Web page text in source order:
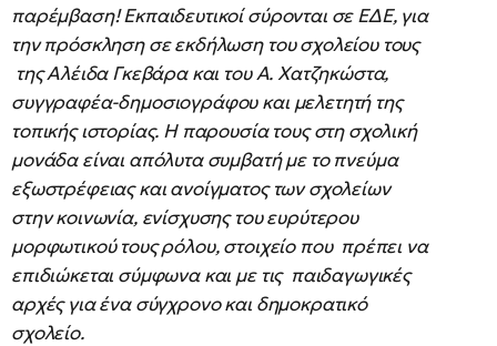
παρέμβαση! Εκπαιδευτικοί σύρονται σε ΕΔΕ, για
την πρόσκληση σε εκδήλωση του σχολείου τους
της Αλέιδα Γκεβάρα και του Α. Χατζηκώστα,
συγγραφέα-δημοσιογράφου και μελετητή της
τοπικής ιστορίας. Η παρουσία τους στη σχολική
μονάδα είναι απόλυτα συμβατή με το πνεύμα
εξωστρέφειας και ανοίγματος των σχολείων
στην κοινωνία, ενίσχυσης του ευρύτερου
μορφωτικού τους ρόλου, στοιχείο που πρέπει να
επιδιώκεται σύμφωνα και με τις παιδαγωγικές
αρχές για ένα σύγχρονο και δημοκρατικό
σχολείο.